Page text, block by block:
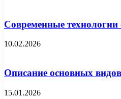
Современные технологии
10.02.2026
Описание основных
15.01.2026